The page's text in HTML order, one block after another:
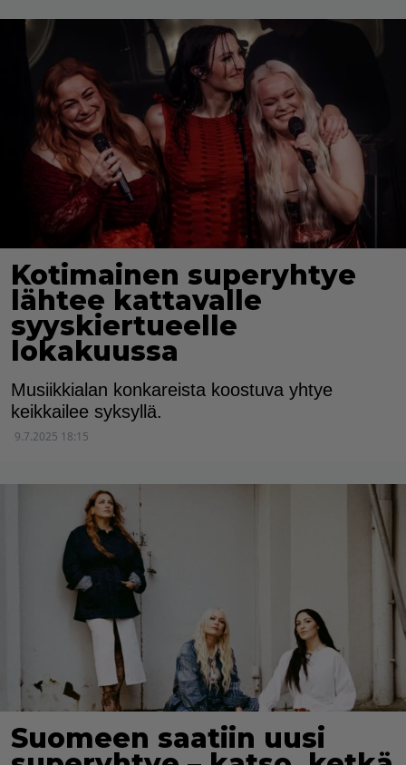
Kotimainen superyhtye
lähtee kattavalle
syyskiertueelle
lokakuussa
Musiikkialan konkareista koostuva yhtye
keikkailee syksyllä.
9.7.2025 18:15
Suomeen saatiin uusi